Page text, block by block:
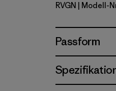
River Rock
RVGN | Modell-
Passform